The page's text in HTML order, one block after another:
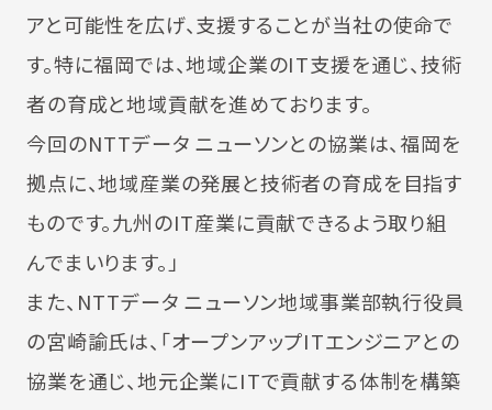
アと可能性を広げ、支援することが当社の使命で
す。特に福岡では、地域企業のIT支援を通じ、技術
者の育成と地域貢献を進めております。
今回のNTTデータ ニューソンとの協業は、福岡を
拠点に、地域産業の発展と技術者の育成を目指す
ものです。九州のIT産業に貢献できるよう取り組
んでまいります。」
また、NTTデータ ニューソン地域事業部執行役員
の宮崎諭氏は、「オープンアップITエンジニアとの
協業を通じ、地元企業にITで貢献する体制を構築